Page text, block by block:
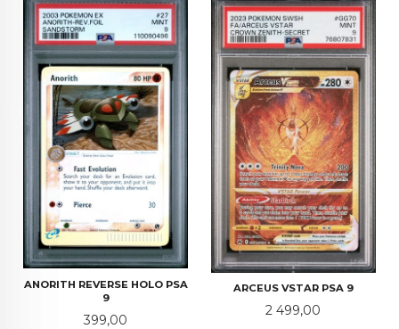
ANORITH REVERSE HOLO PSA
9
Pris
399,00
ARCEUS VSTAR PSA 9
Pris
2 499,00